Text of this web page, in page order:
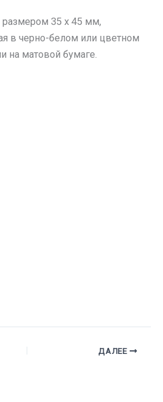
размером 35 x 45 мм,
в черно-белом или цветном
на матовой бумаге.
ДАЛЕЕ